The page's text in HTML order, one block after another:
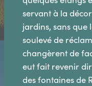
servant à la
jardins, sans que
soulevé de
changèrent de
eut fait revenir
des fontaines de